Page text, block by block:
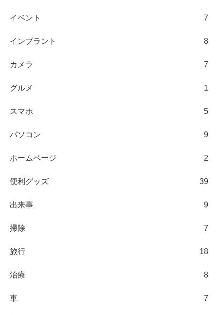
イベント 7
インプラント 8
カメラ 7
グルメ 1
スマホ 5
パソコン 9
ホームページ 2
便利グッズ 39
出来事 9
掃除 7
旅行 18
治療 8
車 7